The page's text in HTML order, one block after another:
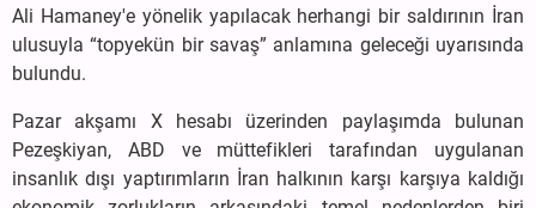
Ali Hamaney'e yönelik yapılacak herhangi bir saldırının İran
ulusuyla “topyekün bir savaş” anlamına geleceği uyarısında
bulundu.
Pazar akşamı X hesabı üzerinden paylaşımda bulunan
Pezeşkiyan, ABD ve müttefikleri tarafından uygulanan
insanlık dışı yaptırımların İran halkının karşı karşıya kaldığı